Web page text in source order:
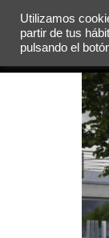
Utilizamos
partir de tus
pulsando el